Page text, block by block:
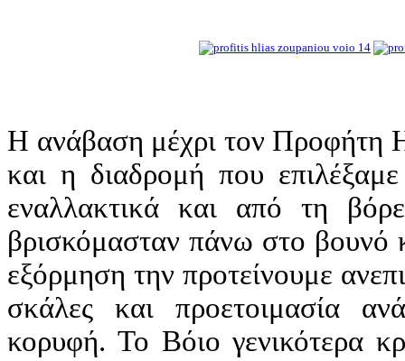
Η ανάβαση μέχρι τον Προφήτη
και η διαδρομή που
εναλλακτικά και από τη
βρισκόμασταν πάνω στο βουνό
εξόρμηση την προτείνουμε
σκάλες και προετοιμασία
κορυφή. Το Βόιο γενικότερα